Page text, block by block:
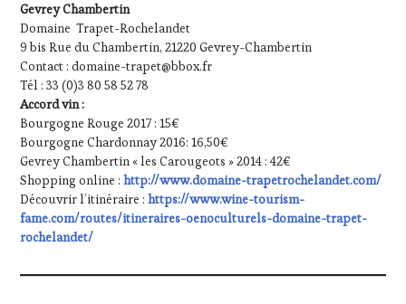
Gevrey Chambertin
Domaine Trapet-Rochelandet
9 bis Rue du Chambertin, 21220 Gevrey-Chambertin
Contact : domaine-trapet@bbox.fr
Tél : 33 (0)3 80 58 52 78
Accord vin :
Bourgogne Rouge 2017 : 15€
Bourgogne Chardonnay 2016: 16,50€
Gevrey Chambertin « les Carougeots » 2014 : 42€
Shopping online :http://www.domaine-trapetrochelandet.com/
Découvrir l’itinéraire :https://www.wine-tourism-
fame.com/routes/itineraires-oenoculturels-domaine-trapet-
rochelandet/